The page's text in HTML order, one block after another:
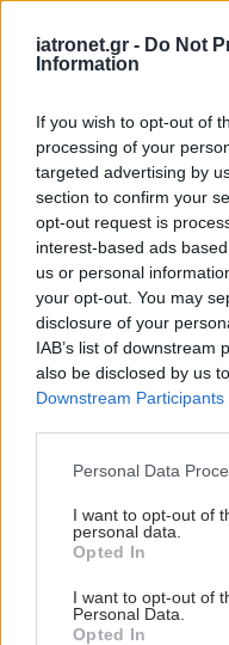
iatronet.gr - Do Not
Information
If you wish to opt-out of
processing of your
targeted advertising by
section to confirm your
opt-out request is
interest-based ads
us or personal
your opt-out. You may
disclosure of your
IAB’s list of downstream
also be disclosed by us
Downstream Participants
Please note that this
not limited to your visit
grant or deny consent to
use your data for below
consent section.
Personal Data
I want to opt-out of
personal data.
Opted In
I want to opt-out of
Personal Data.
Opted In